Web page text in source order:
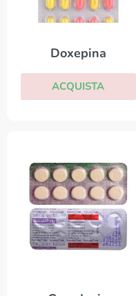
Doxepina
ACQUISTA